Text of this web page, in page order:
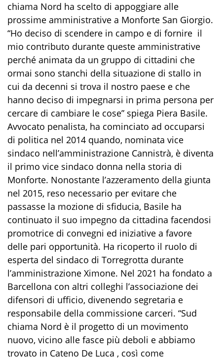
chiama Nord ha scelto di appoggiare alle
prossime amministrative a Monforte San Giorgio.
“Ho deciso di scendere in campo e di fornire il
mio contributo durante queste amministrative
perché animata da un gruppo di cittadini che
ormai sono stanchi della situazione di stallo in
cui da decenni si trova il nostro paese e che
hanno deciso di impegnarsi in prima persona per
cercare di cambiare le cose” spiega Piera Basile.
Avvocato penalista, ha cominciato ad occuparsi
di politica nel 2014 quando, nominata vice
sindaco nell’amministrazione Cannistrà, è diventa
il primo vice sindaco donna nella storia di
Monforte. Nonostante l’azzeramento della giunta
nel 2015, reso necessario per evitare che
passasse la mozione di sfiducia, Basile ha
continuato il suo impegno da cittadina facendosi
promotrice di convegni ed iniziative a favore
delle pari opportunità. Ha ricoperto il ruolo di
esperta del sindaco di Torregrotta durante
l’amministrazione Ximone. Nel 2021 ha fondato a
Barcellona con altri colleghi l’associazione dei
difensori di ufficio, divenendo segretaria e
responsabile della commissione carceri. “Sud
chiama Nord è il progetto di un movimento
nuovo, vicino alle fasce più deboli e abbiamo
trovato in Cateno De Luca , così come